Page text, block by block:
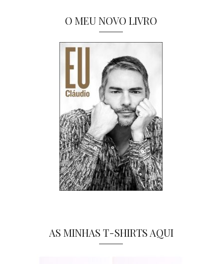
O MEU NOVO LIVRO
AS MINHAS T-SHIRTS AQUI